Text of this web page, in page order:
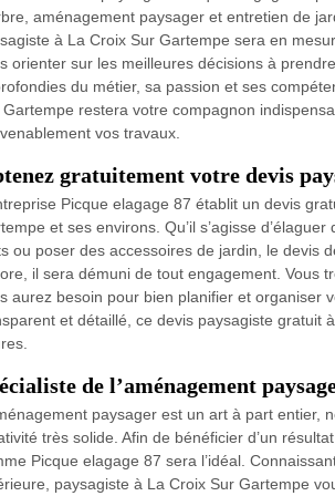
aménagement paysager et entretien de
à La Croix Sur Gartempe sera en
orienter sur les meilleures décisions à
du métier, sa passion et ses
Gartempe restera votre compagnon
vos travaux.
gratuitement votre devis
Picque elagage 87 établit un devis
et ses environs. Qu’il s’agisse
ou poser des accessoires de jardin, le devis
il sera démuni de tout engagement. Vous
aurez besoin pour bien planifier et organiser
et détaillé, ce devis paysagiste gratuit
de l’aménagement
paysager est un art à part
très solide. Afin de bénéficier d’un
Picque elagage 87 sera l’idéal.
paysagiste à La Croix Sur Gartempe